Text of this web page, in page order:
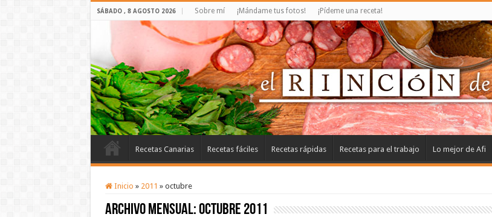
SÁBADO , 8 AGOSTO 2026 Sobre mí ¡Mándame tus fotos! ¡Pídeme una receta!
Recetas Canarias Recetas fáciles Recetas rápidas Recetas para el trabajo Lo mejor de Afi
Inicio » 2011 » octubre
Archivo mensual:octubre 2011